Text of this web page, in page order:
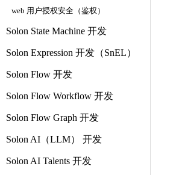
web 用户授权安全（鉴权）
Solon State Machine 开发
Solon Expression 开发（SnEL）
Solon Flow 开发
Solon Flow Workflow 开发
Solon Flow Graph 开发
Solon AI（LLM） 开发
Solon AI Talents 开发